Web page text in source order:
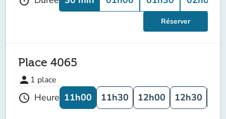
Réserver
Place 4065
person 1 place
schedule Heure 11h00 11h30 12h00 12h30